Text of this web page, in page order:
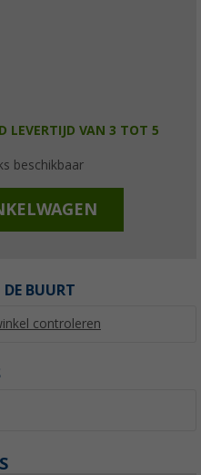
LEVERTIJD VAN 3 TOT 5
beschikbaar
DE BUURT
controleren